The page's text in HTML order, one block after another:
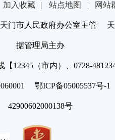
加入收藏 | 站点地图 | 网站
门市人民政府办公室主管 天
据管理局主办
【12345（市内）、0728-
鄂ICP备05005537号
42900602000138号